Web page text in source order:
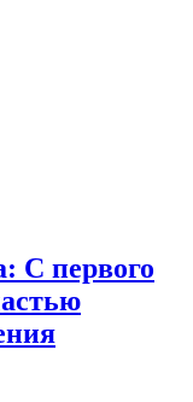
С первого